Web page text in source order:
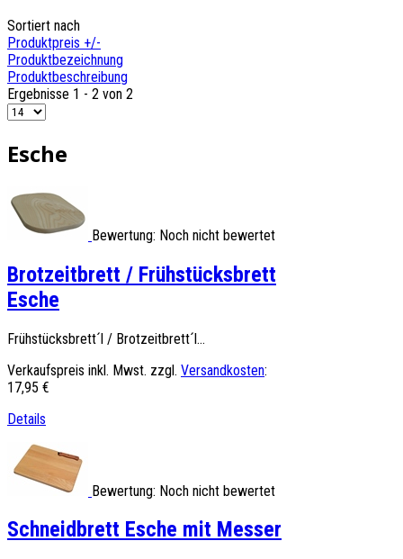
Sortiert nach
Produktpreis +/-
Produktbezeichnung
Produktbeschreibung
Ergebnisse 1 - 2 von 2
Esche
Bewertung: Noch nicht bewertet
Brotzeitbrett / Frühstücksbrett
Esche
Frühstücksbrett´l / Brotzeitbrett´l...
Verkaufspreis inkl. Mwst. zzgl. Versandkosten:
17,95 €
Details
Bewertung: Noch nicht bewertet
Schneidbrett Esche mit Messer